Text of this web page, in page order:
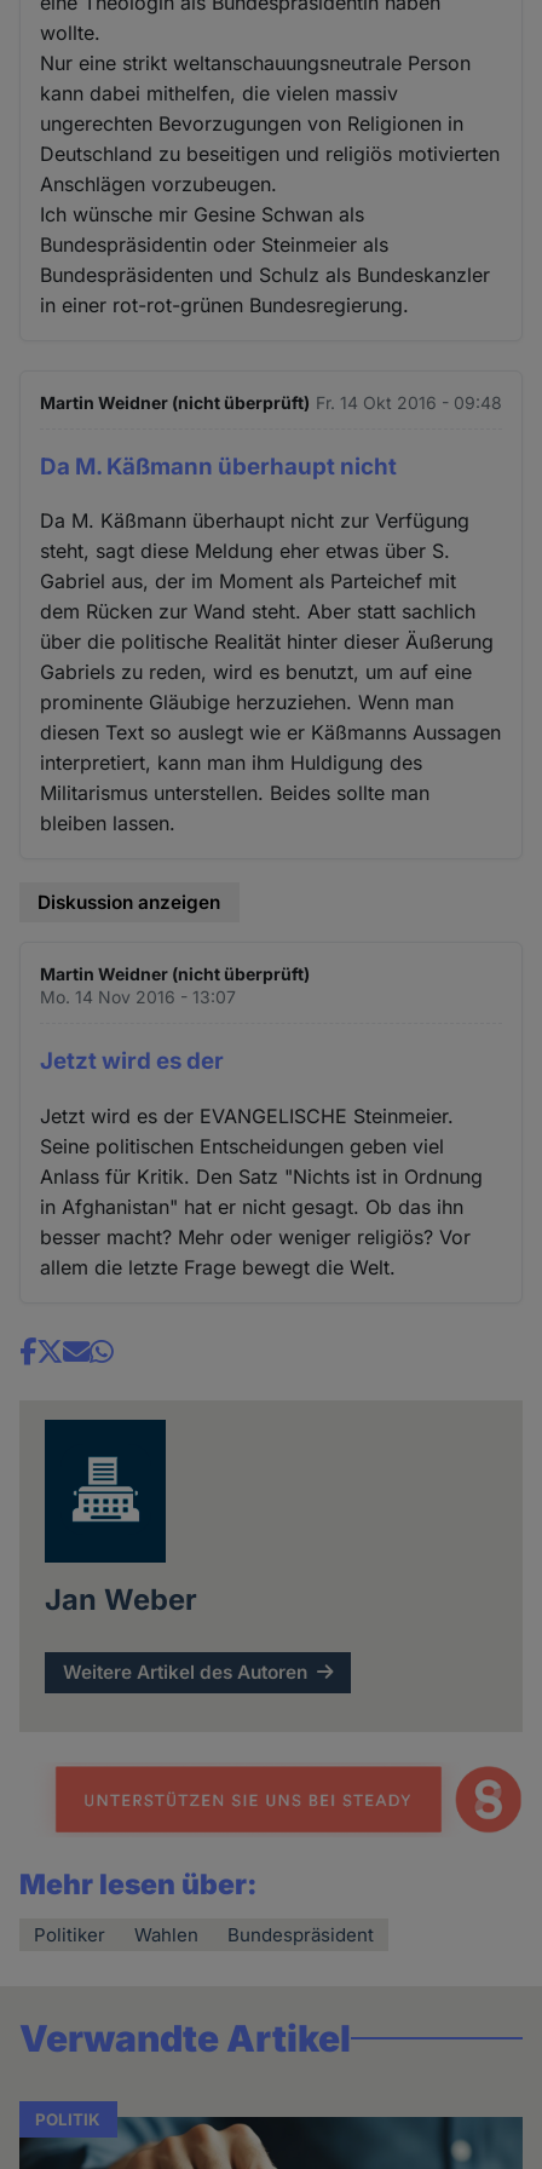
wollte.
Nur eine strikt weltanschauungsneutrale Person
kann dabei mithelfen, die vielen massiv
ungerechten Bevorzugungen von Religionen in
Deutschland zu beseitigen und religiös motivierten
Anschlägen vorzubeugen.
Ich wünsche mir Gesine Schwan als
Bundespräsidentin oder Steinmeier als
Bundespräsidenten und Schulz als Bundeskanzler
in einer rot-rot-grünen Bundesregierung.
Martin Weidner (nicht überprüft) Fr. 14 Okt 2016 - 09:48
Da M. Käßmann überhaupt nicht
Da M. Käßmann überhaupt nicht zur Verfügung
steht, sagt diese Meldung eher etwas über S.
Gabriel aus, der im Moment als Parteichef mit
dem Rücken zur Wand steht. Aber statt sachlich
über die politische Realität hinter dieser Äußerung
Gabriels zu reden, wird es benutzt, um auf eine
prominente Gläubige herzuziehen. Wenn man
diesen Text so auslegt wie er Käßmanns Aussagen
interpretiert, kann man ihm Huldigung des
Militarismus unterstellen. Beides sollte man
bleiben lassen.
Diskussion anzeigen
Martin Weidner (nicht überprüft)
Mo. 14 Nov 2016 - 13:07
Jetzt wird es der
Jetzt wird es der EVANGELISCHE Steinmeier.
Seine politischen Entscheidungen geben viel
Anlass für Kritik. Den Satz "Nichts ist in Ordnung
in Afghanistan" hat er nicht gesagt. Ob das ihn
besser macht? Mehr oder weniger religiös? Vor
allem die letzte Frage bewegt die Welt.
Share
Jan Weber
Weitere Artikel des Autoren
Mehr lesen über:
Politiker Wahlen Bundespräsident
Verwandte Artikel
POLITIK